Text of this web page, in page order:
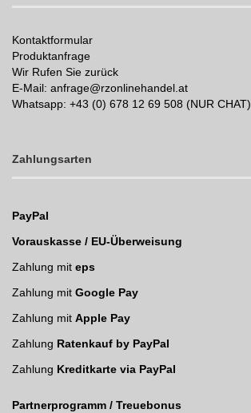
Kontaktformular
Produktanfrage
Wir Rufen Sie zurück
E-Mail: anfrage@rzonlinehandel.at
Whatsapp: +43 (0) 678 12 69 508 (NUR CHAT)
Zahlungsarten
PayPal
Vorauskasse / EU-Überweisung
Zahlung mit eps
Zahlung mit Google Pay
Zahlung mit Apple Pay
Zahlung Ratenkauf by PayPal
Zahlung Kreditkarte via PayPal
Partnerprogramm / Treuebonus